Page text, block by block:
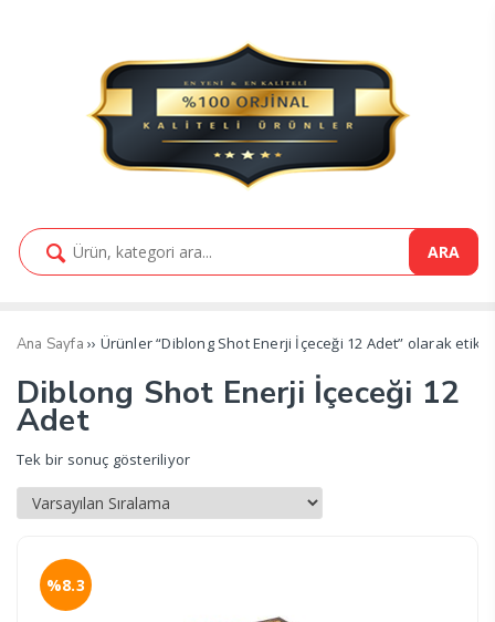
ARA
Ana Sayfa ›› Ürünler “Diblong Shot Enerji İçeceği 12 Adet” olarak
Diblong Shot Enerji İçeceği 12
Adet
Tek bir sonuç gösteriliyor
%8.3